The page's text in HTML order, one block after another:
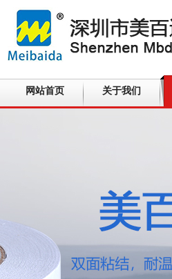
网站首页 关于我们